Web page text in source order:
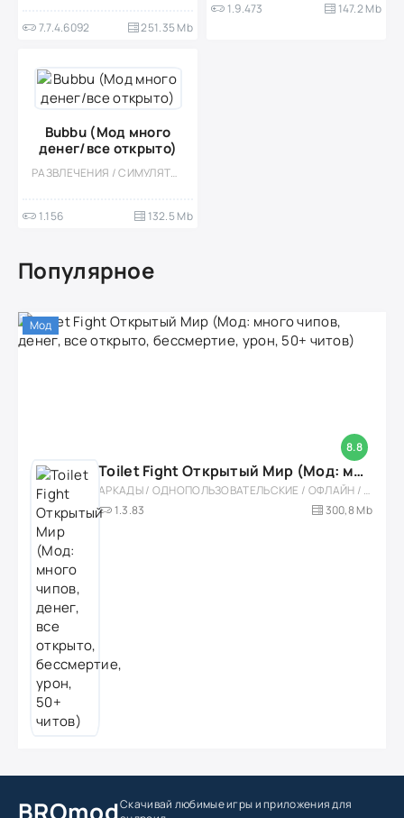
7.7.4.6092 251.35 Mb
1.9.473 147.2 Mb
Bubbu (Мод много
денег/все открыто)
РАЗВЛЕЧЕНИЯ / СИМУЛЯТОРЫ / УХОД / ПИТОМЦЫ / КАЗУАЛЬНЫЕ / ОДНОПОЛЬЗОВАТЕЛЬСКИЕ / СТИЛИЗАЦИЯ / ПО МУЛЬТФИЛЬМАМ / ОФЛАЙН / МИЛАЯ / ДЛЯ ДЕТЕЙ / МАЛЕНЬКАЯ / МОД / ВСТРОЕННЫЙ КЕШ / ДЕВОЧКАМ
1.156 132.5 Mb
Популярное
8.8
Мод
Toilet Fight Открытый Мир (Мод: много чипов, денег, все открыто, бессмертие, урон, 50+ читов)
АРКАДЫ / ОДНОПОЛЬЗОВАТЕЛЬСКИЕ / ОФЛАЙН / МОД / РОЛЕВЫЕ / ШУТЕРЫ / ОТКРЫТЫЙ МИР / ВСТРОЕННЫЙ КЕШ / 3D / ЭКШЕНЫ / ТУАЛЕТНЫЕ ВОЙНЫ / ДЛЯ ДЕТЕЙ
1.3.83
300,8 Mb
Скачивай любимые игрыи приложения для